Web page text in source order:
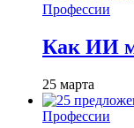
Профессии
Как ИИ
25 марта
Профессии